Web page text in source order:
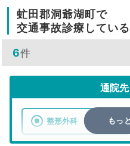
虻田郡洞爺湖町で
交通事故診療してい
6件
通院
整形外科 もっ